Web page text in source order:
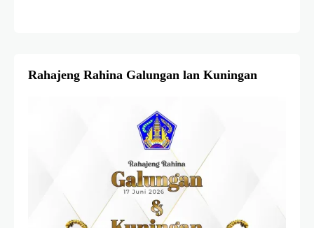
Rahajeng Rahina Galungan lan Kuningan